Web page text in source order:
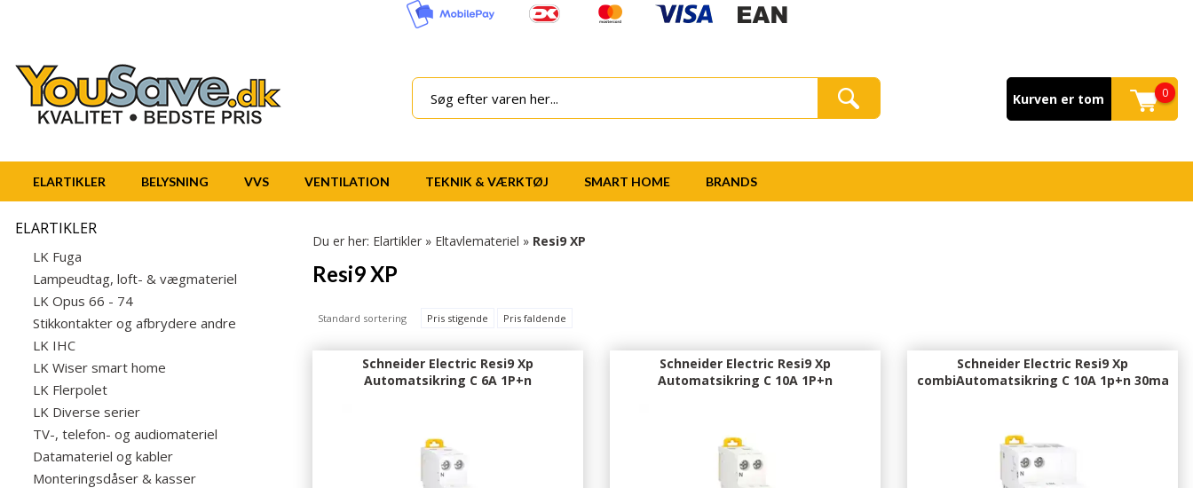
Kurven er tom 0
ELARTIKLER BELYSNING VVS VENTILATION TEKNIK & VÆRKTØJ SMART HOME BRANDS
ELARTIKLER
LK Fuga
Lampeudtag, loft- & vægmateriel
LK Opus 66 - 74
Stikkontakter og afbrydere andre
LK IHC
LK Wiser smart home
LK Flerpolet
LK Diverse serier
TV-, telefon- og audiomateriel
Datamateriel og kabler
Monteringsdåser & kasser
Du er her: Elartikler » Eltavlemateriel » Resi9 XP
Resi9 XP
Standard sortering Pris stigende Pris faldende
Schneider Electric Resi9 Xp
Automatsikring C 6A 1P+n
Schneider Electric Resi9 Xp
Automatsikring C 10A 1P+n
Schneider Electric Resi9 Xp
combiAutomatsikring C 10A 1p+n 30ma